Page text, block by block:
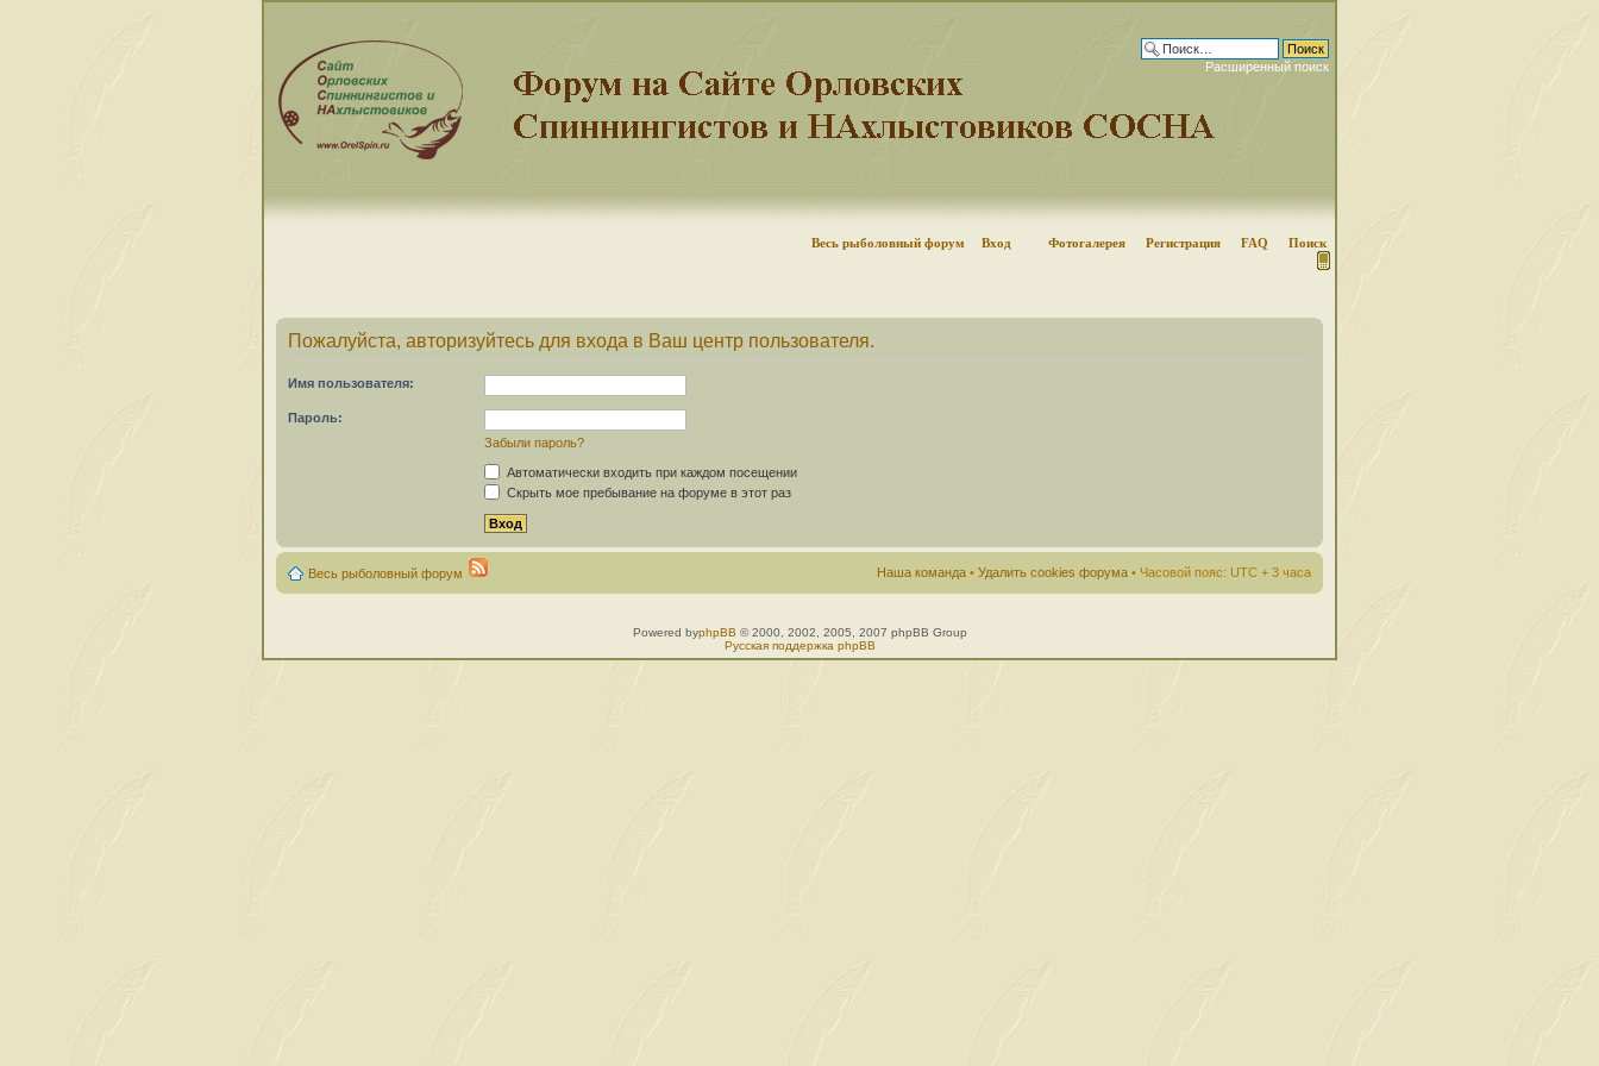
Расширенный поиск
Весь рыболовный форум Вход Фотогалерея Регистрация FAQ Поиск
Пожалуйста, авторизуйтесь для входа в Ваш центр пользователя.
Имя пользователя:
Пароль:
Забыли пароль?
Автоматически входить при каждом посещении
Скрыть мое пребывание на форуме в этот раз
Весь рыболовный форум Наша команда • Удалить cookies форума • Часовой пояс: UTC + 3 часа
Powered byphpBB © 2000, 2002, 2005, 2007 phpBB Group
Русская поддержка phpBB